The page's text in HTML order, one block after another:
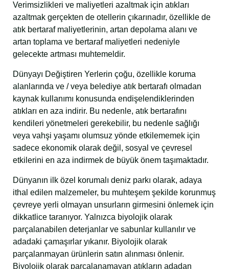
Verimsizlikleri ve maliyetleri azaltmak için atıkları
azaltmak gerçekten de otellerin çıkarınadır, özellikle de
atık bertaraf maliyetlerinin, artan depolama alanı ve
artan toplama ve bertaraf maliyetleri nedeniyle
gelecekte artması muhtemeldir.
Dünyayı Değiştiren Yerlerin çoğu, özellikle koruma
alanlarında ve / veya belediye atık bertarafı olmadan
kaynak kullanımı konusunda endişelendiklerinden
atıkları en aza indirir. Bu nedenle, atık bertarafını
kendileri yönetmeleri gerekebilir, bu nedenle sağlığı
veya vahşi yaşamı olumsuz yönde etkilememek için
sadece ekonomik olarak değil, sosyal ve çevresel
etkilerini en aza indirmek de büyük önem taşımaktadır.
Dünyanın ilk özel korumalı deniz parkı olarak, adaya
ithal edilen malzemeler, bu muhteşem şekilde korunmuş
çevreye yerli olmayan unsurların girmesini önlemek için
dikkatlice taranıyor. Yalnızca biyolojik olarak
parçalanabilen deterjanlar ve sabunlar kullanılır ve
adadaki çamaşırlar yıkanır. Biyolojik olarak
parçalanmayan ürünlerin satın alınması önlenir.
Biyolojik olarak parçalanamayan atıkların adadan